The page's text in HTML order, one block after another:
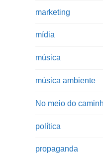
marketing
mídia
música
música ambiente
No meio do
política
propaganda